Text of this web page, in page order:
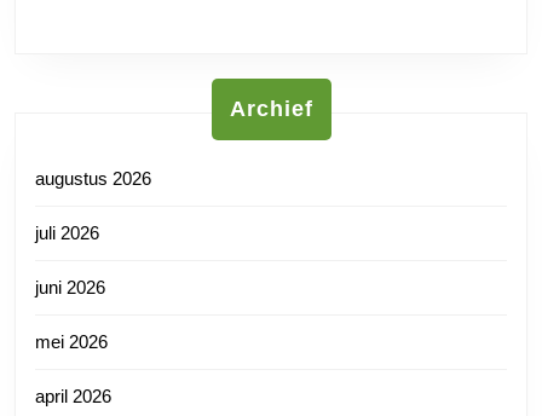
Archief
augustus 2026
juli 2026
juni 2026
mei 2026
april 2026